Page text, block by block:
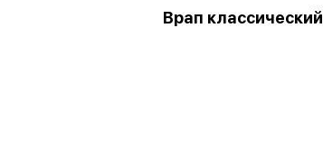
Врап классический